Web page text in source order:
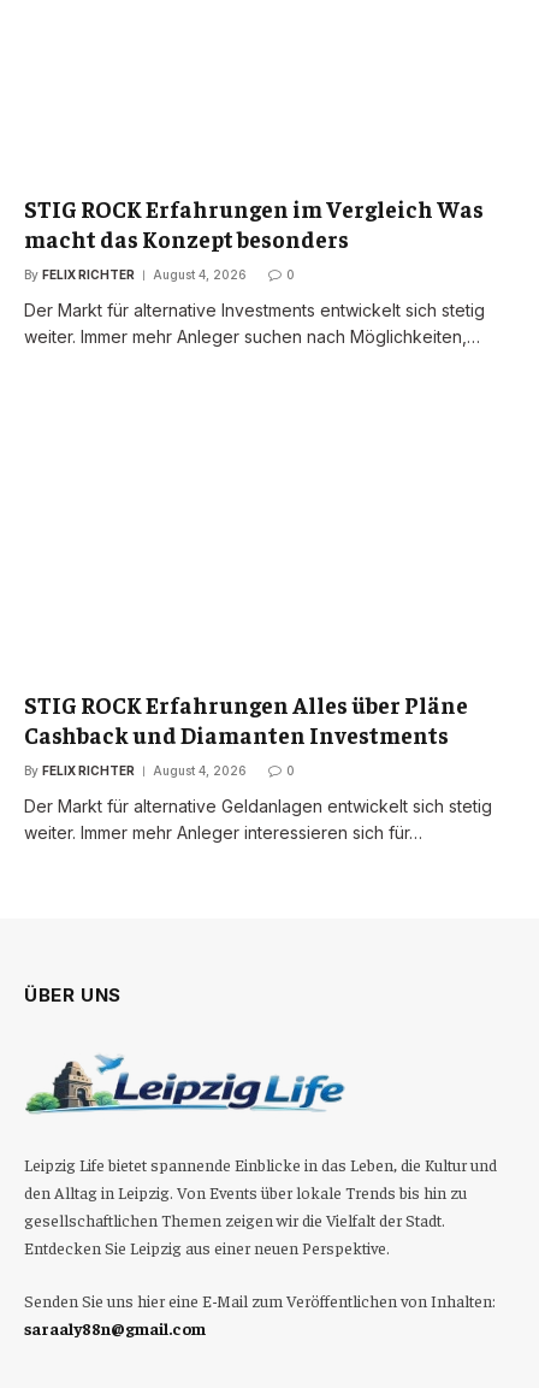
STIG ROCK Erfahrungen im Vergleich Was
macht das Konzept besonders
By FELIX RICHTER August 4, 2026 0
Der Markt für alternative Investments entwickelt sich stetig
weiter. Immer mehr Anleger suchen nach Möglichkeiten,…
STIG ROCK Erfahrungen Alles über Pläne
Cashback und Diamanten Investments
By FELIX RICHTER August 4, 2026 0
Der Markt für alternative Geldanlagen entwickelt sich stetig
weiter. Immer mehr Anleger interessieren sich für…
ÜBER UNS
Leipzig Life bietet spannende Einblicke in das Leben, die Kultur und
den Alltag in Leipzig. Von Events über lokale Trends bis hin zu
gesellschaftlichen Themen zeigen wir die Vielfalt der Stadt.
Entdecken Sie Leipzig aus einer neuen Perspektive.
Senden Sie uns hier eine E-Mail zum Veröffentlichen von Inhalten:
saraaly88n@gmail.com